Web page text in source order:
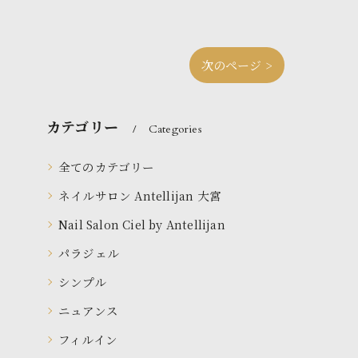
次のページ >
カテゴリー Categories
全てのカテゴリー
ネイルサロン Antellijan 大宮
Nail Salon Ciel by Antellijan
パラジェル
シンプル
ニュアンス
フィルイン